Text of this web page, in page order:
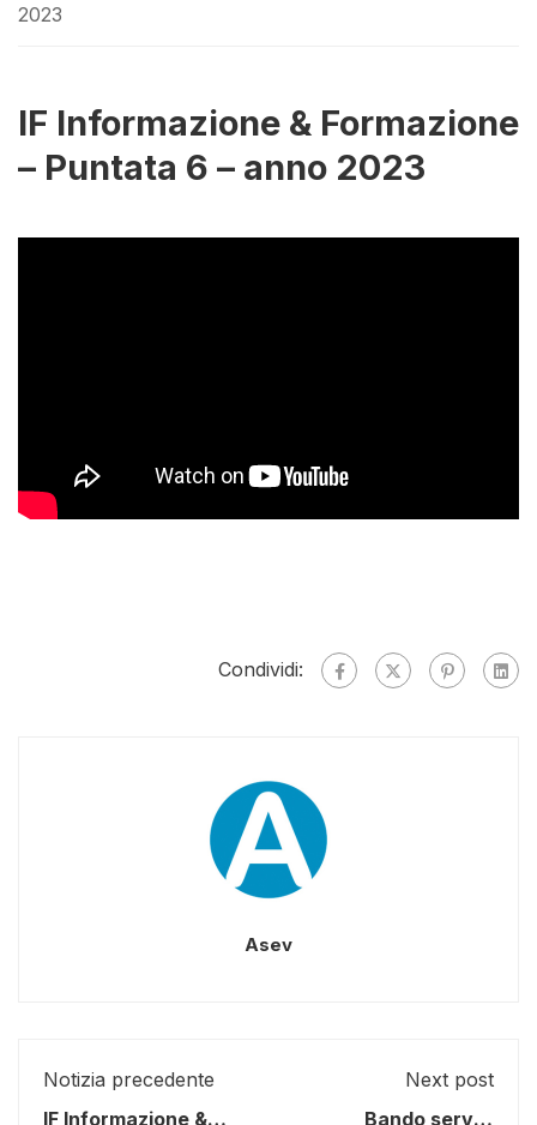
2023
IF Informazione & Formazione
– Puntata 6 – anno 2023
Condividi:
Asev
Notizia precedente
IF Informazione &
Next post
Bando servizi